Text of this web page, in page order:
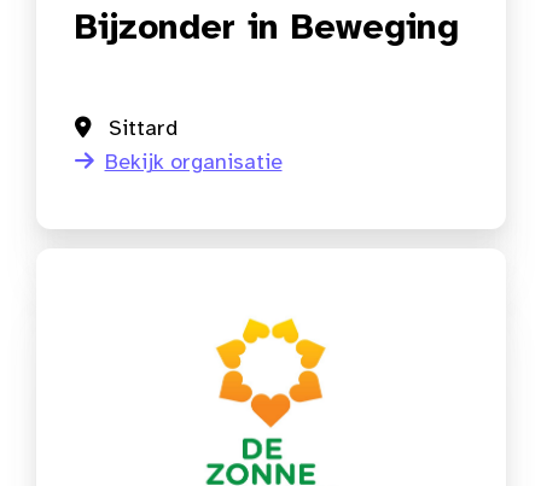
Bijzonder in Beweging
Sittard
Bekijk organisatie